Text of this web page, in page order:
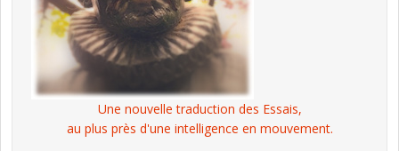
Une nouvelle traduction des Essais,
au plus près d'une intelligence en mouvement.